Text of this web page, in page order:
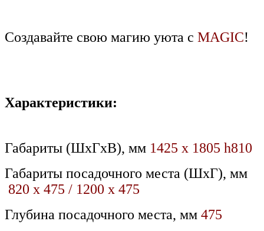
Создавайте свою магию уюта с MAGIC!
Характеристики:
Габариты (ШхГхВ), мм 1425 х 1805 h810
Габариты посадочного места (ШхГ), мм
820 x 475 / 1200 x 475
Глубина посадочного места, мм 475